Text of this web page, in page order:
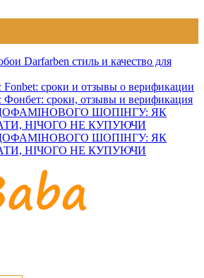
Darfarben стиль и качество для
Fonbet: сроки и отзывы о верификации
Фонбет: сроки, отзывы и верификация
ШОПІНГУ: ЯК
НІЧОГО НЕ КУПУЮЧИ
ШОПІНГУ: ЯК
НІЧОГО НЕ КУПУЮЧИ